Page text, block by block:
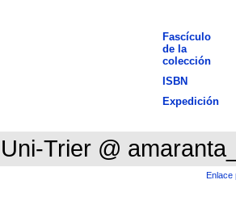
Fascículo
de la
colección
ISBN
Expedición
Uni-Trier @
Enlace